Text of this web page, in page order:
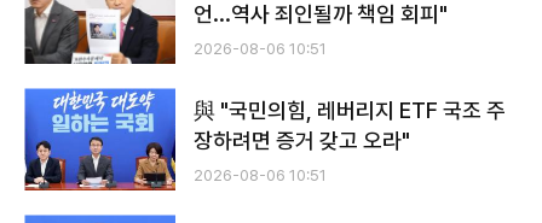
언...역사 죄인될까 책임 회피"
2026-08-06 10:51
​​​​​​​與 "국민의힘, 레버리지 ETF 국조 주
장하려면 증거 갖고 오라"
2026-08-06 10:51